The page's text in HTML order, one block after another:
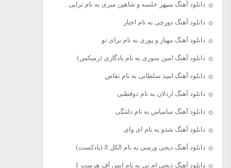
دانلود آهنگ سپهر خلسه و شاهین میری به نام تراپی
دانلود آهنگ دورچی به نام اجبار
دانلود آهنگ مهیار و پوری به نام برای تو
دانلود آهنگ امین سوری به نام یادگاری (رمیکس)
دانلود آهنگ امید سلطانی به نام تقاص
دانلود آهنگ اردلان به نام دوقطبی
دانلود آهنگ سامیاس به نام دلتنگی
دانلود آهنگ شدو به نام ای وای
دانلود آهنگ دیجی ورسی به نام الکل 8 (پادکست)
دانلود آهنگ دیجی ام تی به نام ایس آف هرست 1